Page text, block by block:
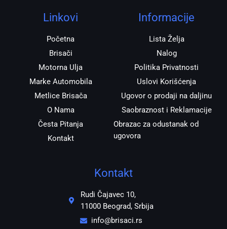
r
a
Linkovi
Početna
Brisači
Motorna Ulja
Marke Automobila
Metlice Brisača
O Nama
Česta Pitanja
Kontakt
Informacije
Lista Želja
Nalog
Politika Privatnosti
Uslovi Korišćenja
Ugovor o prodaji na daljinu
Saobraznost i Reklamacije
Obrazac za odustanak od
ugovora
Kontakt
Rudi Čajavec 10,
11000 Beograd, Srbija
info@brisaci.rs